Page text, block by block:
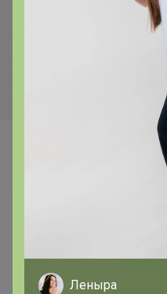
Самые желанные
Леныра